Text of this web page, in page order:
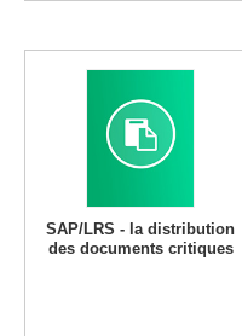
SAP/LRS - la distribution
des documents critiques